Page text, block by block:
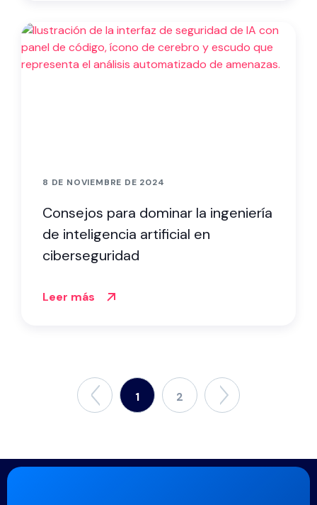
8 DE NOVIEMBRE DE 2024
Consejos para dominar la ingeniería
de inteligencia artificial en
ciberseguridad
Leer más
1 2